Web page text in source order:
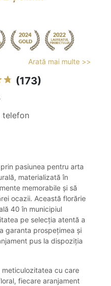
Arată mai multe >>
(173)
telefon
pasiunea pentru arta
materializată în
memorabile și să
ocazii. Această florărie
40 în municipiul
pe selecția atentă a
garanta prospețimea și
pus la dispoziția
cu care
fiecare aranjament